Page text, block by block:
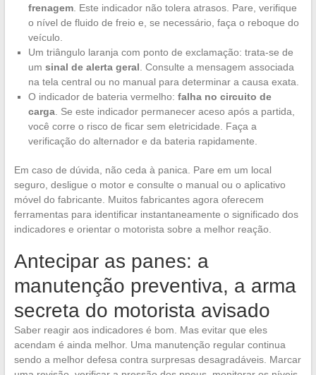
frenagem. Este indicador não tolera atrasos. Pare, verifique
o nível de fluido de freio e, se necessário, faça o reboque do
veículo.
Um triângulo laranja com ponto de exclamação: trata-se de
um sinal de alerta geral . Consulte a mensagem associada
na tela central ou no manual para determinar a causa exata.
O indicador de bateria vermelho: falha no circuito de
carga. Se este indicador permanecer aceso após a partida,
você corre o risco de ficar sem eletricidade. Faça a
verificação do alternador e da bateria rapidamente.
Em caso de dúvida, não ceda à panica. Pare em um local
seguro, desligue o motor e consulte o manual ou o aplicativo
móvel do fabricante. Muitos fabricantes agora oferecem
ferramentas para identificar instantaneamente o significado dos
indicadores e orientar o motorista sobre a melhor reação.
Antecipar as panes: a
manutenção preventiva, a arma
secreta do motorista avisado
Saber reagir aos indicadores é bom. Mas evitar que eles
acendam é ainda melhor. Uma manutenção regular continua
sendo a melhor defesa contra surpresas desagradáveis. Marcar